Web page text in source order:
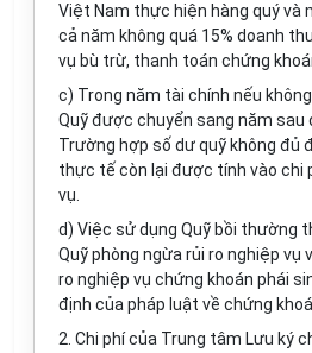
Việt Nam thực hiện hàng quý và
cả năm không quá 15% doanh
vụ bù trừ, thanh toán chứng
c) Trong năm tài chính nếu
Quỹ được chuyển sang năm sau
Trường hợp số dư quỹ không đủ
thực tế còn lại được tính vào chi
vụ.
d) Việc sử dụng Quỹ bồi thường
Quỹ phòng ngừa rủi ro nghiệp vụ
ro nghiệp vụ chứng khoán phái
định của pháp luật về chứng
2. Chi phí của Trung tâm Lưu ký